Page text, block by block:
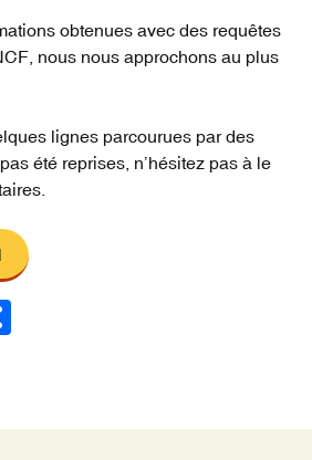
obtenues avec des requêtes
nous nous approchons au plus
lignes parcourues par des
été reprises, n’hésitez pas à le
g